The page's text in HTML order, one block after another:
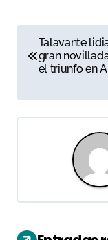
a
v
e
c
Talavante
gran
el triunfo en